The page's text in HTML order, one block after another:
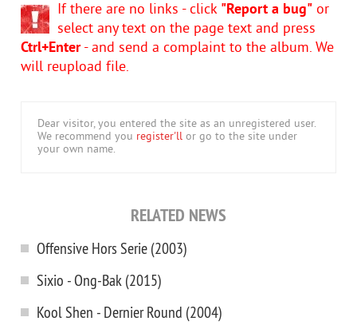
If there are no links - click "Report a bug" or
select any text on the page text and press
Ctrl+Enter- and send a complaint to the album. We
will reupload file.
Dear visitor, you entered the site as an unregistered user.
We recommend you register'll or go to the site under
your own name.
RELATED NEWS
Offensive Hors Serie (2003)
Sixio - Ong-Bak (2015)
Kool Shen - Dernier Round (2004)